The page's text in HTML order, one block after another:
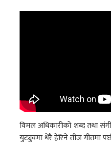
विमल अधिकारीको शब्द तथा
युट्युवमा धेरै हेरिने तीज गीतमा